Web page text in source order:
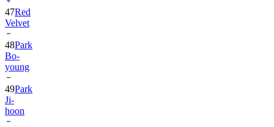
47Red
Velvet
48Park
Bo-
young
49Park
Ji-
hoon